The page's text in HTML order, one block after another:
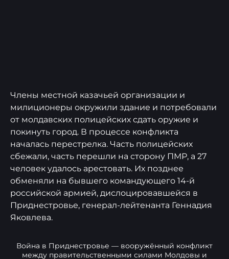
Члены местной казачьей организации и
милиционеры окружили здание и потребовали
от молдавских полицейских сдать оружие и
покинуть город. В процессе конфликта
началась перестрелка. Часть полицейских
сбежали, часть перешли на сторону ПМР, а 27
человек удалось арестовать. Их позднее
обменяли на бывшего командующего 14-й
российской армией, дислоцировавшейся в
Приднестровье, генерал-лейтенанта Геннадия
Яковлева.
Война в Приднестровье — вооружённый конфликт
между правительственными силами Молдовы и